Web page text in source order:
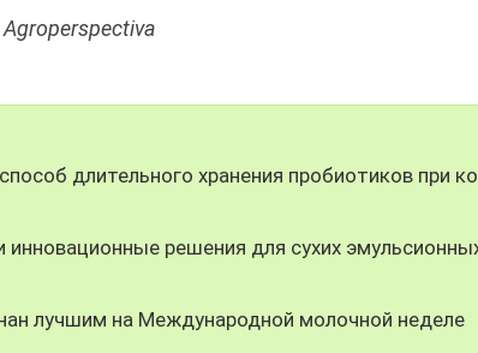
длительного хранения пробиотиков при
инновационные решения для сухих
лучшим на Международной молочной неделе